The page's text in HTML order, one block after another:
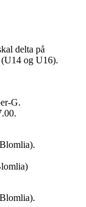
delta på
og U16).
G.